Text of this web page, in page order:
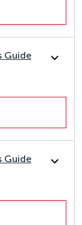
Guide
Guide